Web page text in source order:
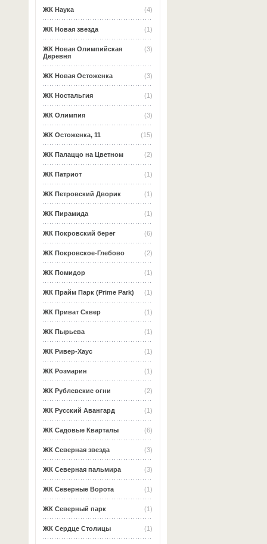
(4)
ЖК Наука
(1)
ЖК Новая звезда
(3)
ЖК Новая Олимпийская
Деревня
(3)
ЖК Новая Остоженка
(1)
ЖК Ностальгия
(3)
ЖК Олимпия
(15)
ЖК Остоженка, 11
(2)
ЖК Палаццо на Цветном
(1)
ЖК Патриот
(1)
ЖК Петровский Дворик
(1)
ЖК Пирамида
(6)
ЖК Покровский берег
(2)
ЖК Покровское-Глебово
(1)
ЖК Помидор
(1)
ЖК Прайм Парк (Prime Park)
(1)
ЖК Приват Сквер
(1)
ЖК Пырьева
(1)
ЖК Ривер-Хаус
(1)
ЖК Розмарин
(2)
ЖК Рублевские огни
(1)
ЖК Русский Авангард
(6)
ЖК Садовые Кварталы
(3)
ЖК Северная звезда
(3)
ЖК Северная пальмира
(1)
ЖК Северные Ворота
(1)
ЖК Северный парк
(1)
ЖК Сердце Столицы